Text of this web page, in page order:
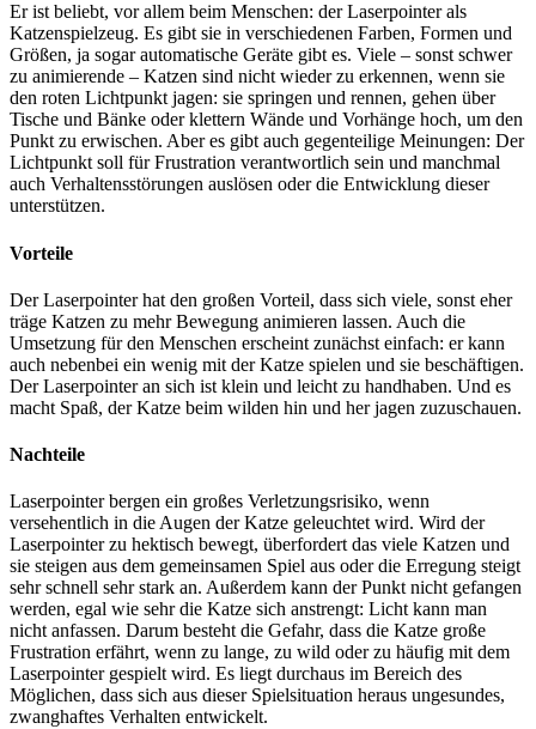
Er ist beliebt, vor allem beim Menschen: der Laserpointer als
Katzenspielzeug. Es gibt sie in verschiedenen Farben, Formen und
Größen, ja sogar automatische Geräte gibt es. Viele – sonst schwer
zu animierende – Katzen sind nicht wieder zu erkennen, wenn sie
den roten Lichtpunkt jagen: sie springen und rennen, gehen über
Tische und Bänke oder klettern Wände und Vorhänge hoch, um den
Punkt zu erwischen. Aber es gibt auch gegenteilige Meinungen: Der
Lichtpunkt soll für Frustration verantwortlich sein und manchmal
auch Verhaltensstörungen auslösen oder die Entwicklung dieser
unterstützen.
Vorteile
Der Laserpointer hat den großen Vorteil, dass sich viele, sonst eher
träge Katzen zu mehr Bewegung animieren lassen. Auch die
Umsetzung für den Menschen erscheint zunächst einfach: er kann
auch nebenbei ein wenig mit der Katze spielen und sie beschäftigen.
Der Laserpointer an sich ist klein und leicht zu handhaben. Und es
macht Spaß, der Katze beim wilden hin und her jagen zuzuschauen.
Nachteile
Laserpointer bergen ein großes Verletzungsrisiko, wenn
versehentlich in die Augen der Katze geleuchtet wird. Wird der
Laserpointer zu hektisch bewegt, überfordert das viele Katzen und
sie steigen aus dem gemeinsamen Spiel aus oder die Erregung steigt
sehr schnell sehr stark an. Außerdem kann der Punkt nicht gefangen
werden, egal wie sehr die Katze sich anstrengt: Licht kann man
nicht anfassen. Darum besteht die Gefahr, dass die Katze große
Frustration erfährt, wenn zu lange, zu wild oder zu häufig mit dem
Laserpointer gespielt wird. Es liegt durchaus im Bereich des
Möglichen, dass sich aus dieser Spielsituation heraus ungesundes,
zwanghaftes Verhalten entwickelt.